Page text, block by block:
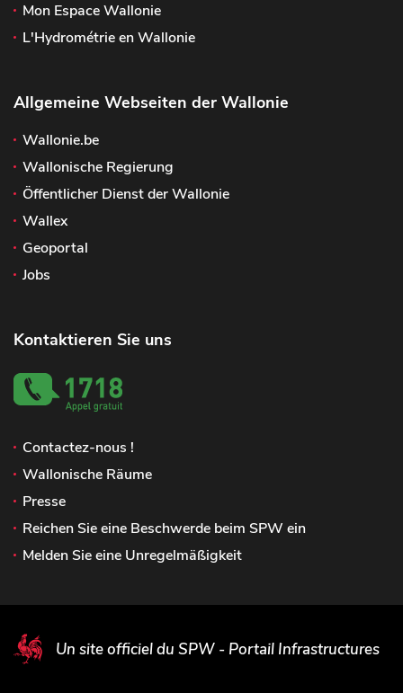
Mon Espace Wallonie
L'Hydrométrie en Wallonie
Allgemeine Webseiten der Wallonie
Wallonie.be
Wallonische Regierung
Öffentlicher Dienst der Wallonie
Wallex
Geoportal
Jobs
Kontaktieren Sie uns
Contactez-nous !
Wallonische Räume
Presse
Reichen Sie eine Beschwerde beim SPW ein
Melden Sie eine Unregelmäßigkeit
Un site officiel du SPW - Portail Infrastructures